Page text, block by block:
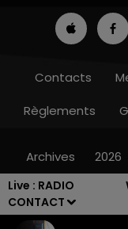
Live : RADIO
CONTACT
Contacts
Règlements
Archives 2026